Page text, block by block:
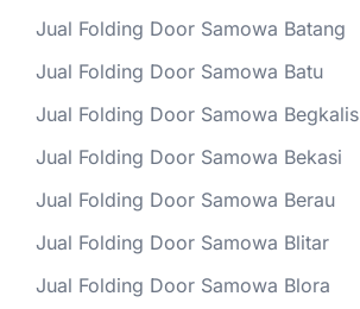
Jual Folding Door Samowa Batang
Jual Folding Door Samowa Batu
Jual Folding Door Samowa Begkalis
Jual Folding Door Samowa Bekasi
Jual Folding Door Samowa Berau
Jual Folding Door Samowa Blitar
Jual Folding Door Samowa Blora